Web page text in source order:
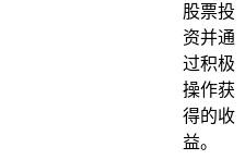
股票投
资并通
过积极
操作获
得的收
益。